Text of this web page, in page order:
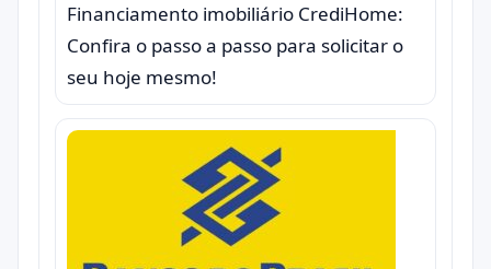
Financiamento imobiliário CrediHome:
Confira o passo a passo para solicitar o
seu hoje mesmo!